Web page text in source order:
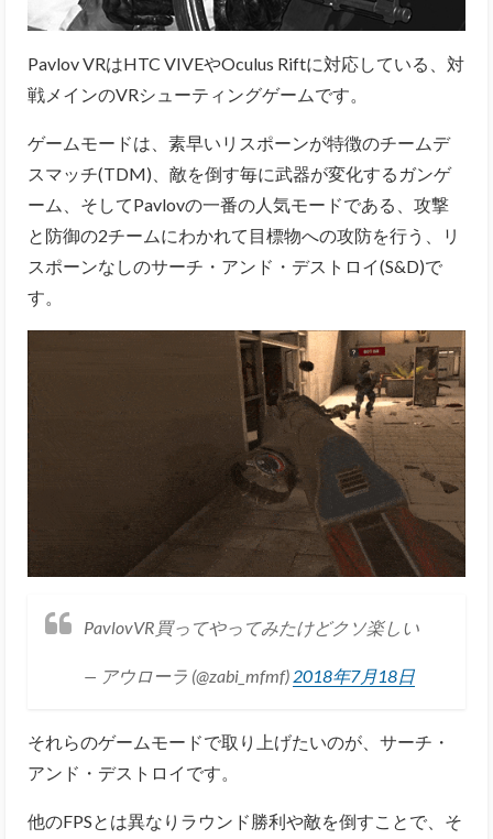
Pavlov VRはHTC VIVEやOculus Riftに対応している、対
戦メインのVRシューティングゲームです。
ゲームモードは、素早いリスポーンが特徴のチームデ
スマッチ(TDM)、敵を倒す毎に武器が変化するガンゲ
ーム、そしてPavlovの一番の人気モードである、攻撃
と防御の2チームにわかれて目標物への攻防を行う、リ
スポーンなしのサーチ・アンド・デストロイ(S&D)で
す。
PavlovVR買ってやってみたけどクソ楽しい
— アウローラ (@zabi_mfmf) 2018年7月18日
それらのゲームモードで取り上げたいのが、サーチ・
アンド・デストロイです。
他のFPSとは異なりラウンド勝利や敵を倒すことで、そ